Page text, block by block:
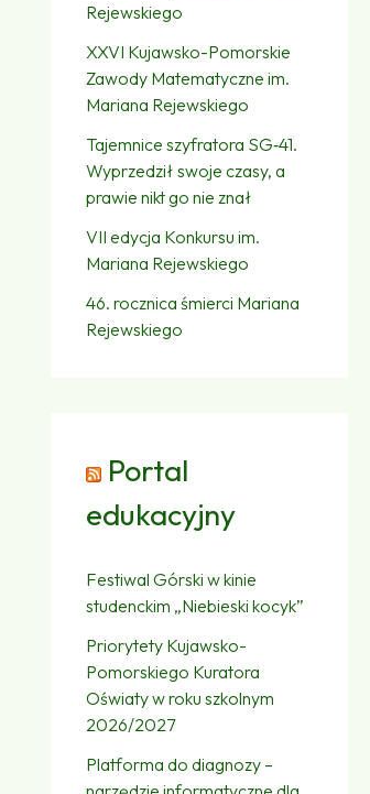
Rejewskiego
XXVI Kujawsko-Pomorskie
Zawody Matematyczne im.
Mariana Rejewskiego
Tajemnice szyfratora SG‑41.
Wyprzedził swoje czasy, a
prawie nikt go nie znał
VII edycja Konkursu im.
Mariana Rejewskiego
46. rocznica śmierci Mariana
Rejewskiego
Portal
edukacyjny
Festiwal Górski w kinie
studenckim „Niebieski kocyk”
Priorytety Kujawsko-
Pomorskiego Kuratora
Oświaty w roku szkolnym
2026/2027
Platforma do diagnozy –